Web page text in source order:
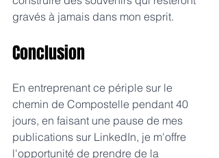
gravés à jamais dans mon esprit.
Conclusion
En entreprenant ce périple sur le
chemin de Compostelle pendant 40
jours, en faisant une pause de mes
publications sur LinkedIn, je m'offre
l'opportunité de prendre de la